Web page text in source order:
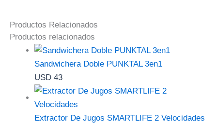
Productos Relacionados
Productos relacionados
Sandwichera Doble PUNKTAL 3en1
USD 43
Extractor De Jugos SMARTLIFE 2 Velocidades